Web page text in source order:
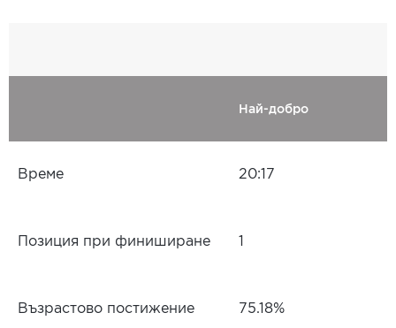
Най-добро
Време 20:17
Позиция при финиширане
Възрастово постижение 75.18%